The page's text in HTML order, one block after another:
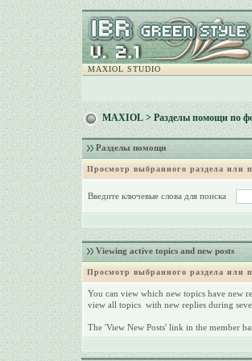
MAXIOL STUDIO
MAXIOL>Разделы помощи по
Разделы помощи
Просмотр выбранного раздела или
Введите ключевые слова для поиска
Viewing active topics and new posts
Просмотр выбранного раздела или
You can view which new topics have new
view all topics with new replies during
The 'View New Posts' link in the member